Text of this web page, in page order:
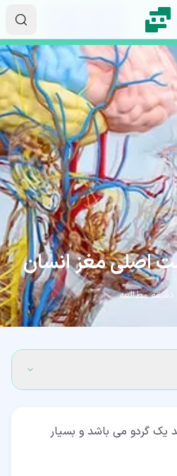
یک گردو می باشد و بسیار